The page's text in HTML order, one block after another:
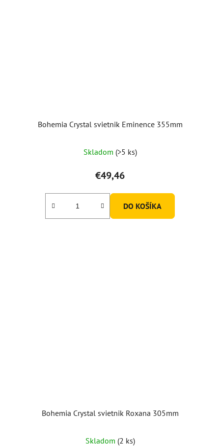
Bohemia Crystal svietnik Eminence 355mm
Skladom (>5 ks)
€49,46
DO KOŠÍKA
Bohemia Crystal svietnik Roxana 305mm
Skladom (2 ks)